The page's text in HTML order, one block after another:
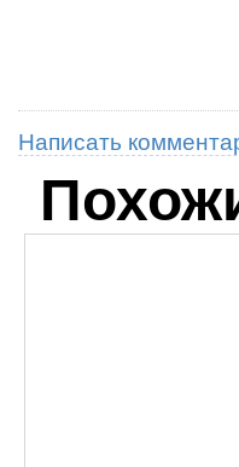
Написать